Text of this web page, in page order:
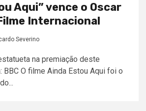
Aqui” vence o Oscar
Internacional
Severino
na premiação deste
BBC O filme Ainda Estou Aqui foi o